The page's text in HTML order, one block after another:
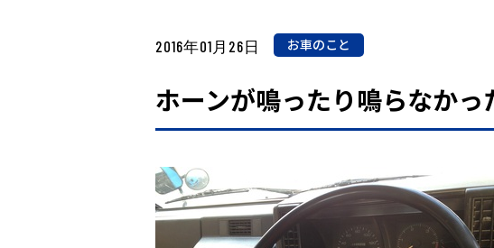
2016年01月26日 お車のこと
ホーンが鳴ったり鳴らなかっ